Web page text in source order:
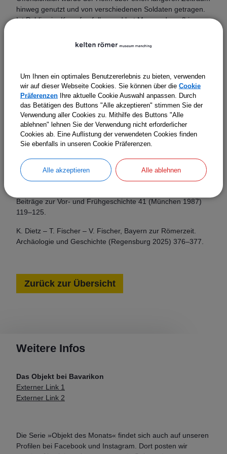
hinweg genutzt und von verschiedenen Soldaten getragen.
Ist Publius im Kampf gefallen und hat Marcus daraufhin
Burlafingen verloren? Der Helm hütet seine Geheimnisse bis
und leben weiter.
Markus Strathaus
Literatur
A. Radnóti, Ein Legionärshelm aus Burlafingen, Landkreis
Neu-Ulm, in: J. Werner (Hrsg.), Aus Bayerns Frühzeit.
(München 1962) 151–173.
M. Mackensen (Hrsg.), Frühkaiserzeitliche Kleinkastelle bei
Beiträge zur Vor- und Frühgeschichte 41 (München 1987)
119–125.
K. Dietz – T. Fischer – V. Fischer, Bayern zur Römerzeit.
Archäologie und Geschichte (Regensburg 2025) 376–377.
Zurück zur Übersicht
Weitere Infos
Das Objekt bei Bavarikon
Externer Link 1
Externer Link 2
Die Serie »Objekt des Monats« findet sich auch auf unseren
Profilen bei Facebook und Instagram. Dort posten wir
Um Ihnen ein optimales Benutzererlebnis zu bieten, verwenden
wir auf dieser Webseite Cookies. Sie können über die Cookie
Präferenzen Ihre aktuelle Cookie Auswahl anpassen. Durch
das Betätigen des Buttons "Alle akzeptieren" stimmen Sie der
Verwendung aller Cookies zu. Mithilfe des Buttons "Alle
ablehnen" lehnen Sie der Verwendung nicht erforderlicher
Cookies ab. Eine Auflistung der verwendeten Cookies finden
Sie ebenfalls in unseren Cookie Präferenzen.
Alle akzeptieren Alle ablehnen